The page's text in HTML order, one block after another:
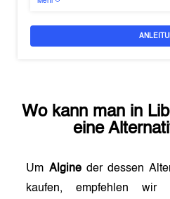
Wo kann man in
eine
Um Algineder dessen
kaufen, empfehlen